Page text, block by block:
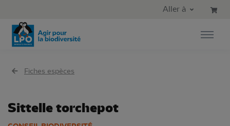
Aller au menu principal
Aller à
Fiches espèces
Sittelle torchepot